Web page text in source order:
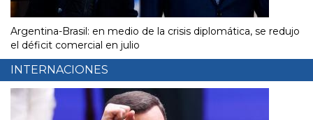
Argentina-Brasil: en medio de la crisis diplomática, se redujo
el déficit comercial en julio
INTERNACIONES